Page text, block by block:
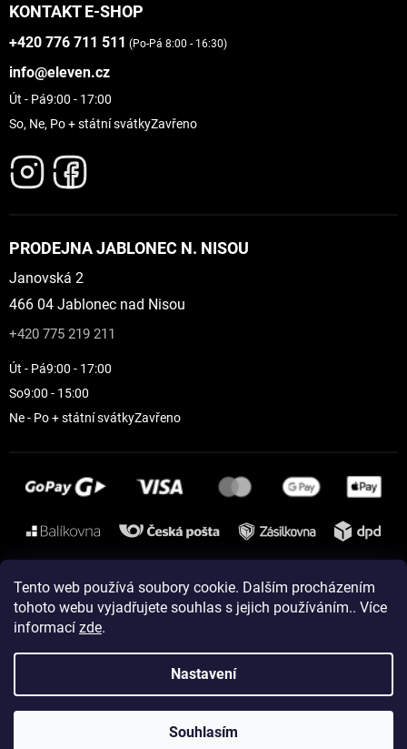
Tento web používá soubory cookie. Dalším procházením
tohoto webu vyjadřujete souhlas s jejich používáním.. Více
informací zde.
Nastavení
Souhlasím
KONTAKT E-SHOP
+420 776 711 511 (Po-Pá 8:00 - 16:30)
info@eleven.cz
Út - Pá9:00 - 17:00
So, Ne, Po + státní svátkyZavřeno
PRODEJNA JABLONEC N. NISOU
Janovská 2
466 04 Jablonec nad Nisou
+420 775 219 211
Út - Pá9:00 - 17:00
So9:00 - 15:00
Ne - Po + státní svátkyZavřeno
Instagram
Vytvořil Shoptet
Copyright 2026ELEVEN sportswear. Všechna práva vyhrazena.
Upravit nastavení cookies